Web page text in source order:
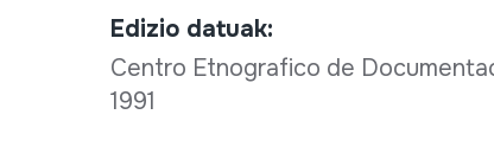
Edizio datuak:
Centro Etnografico de
1991